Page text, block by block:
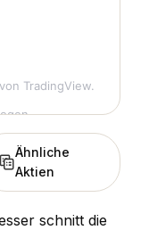
von TradingView.
Ähnliche
Aktien
schnitt die